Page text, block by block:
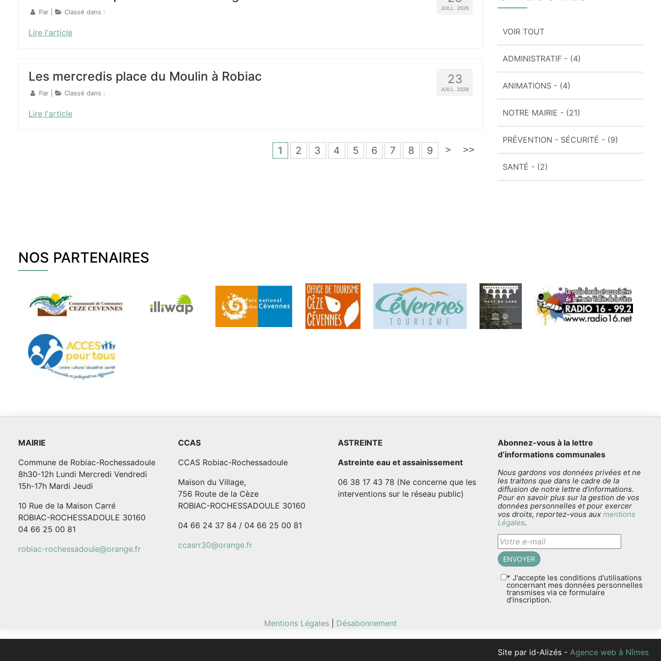
JUILL. 2026
Par Classé dans :
Lire l'article
23
JUILL. 2026
Les mercredis place du Moulin à Robiac
Par Classé dans :
Lire l'article
1 2 3 4 5 6 7 8 9 > >>
VOIR TOUT
ADMINISTRATIF - (4)
ANIMATIONS - (4)
NOTRE MAIRIE - (21)
PRÉVENTION - SÉCURITÉ - (9)
SANTÉ - (2)
NOS PARTENAIRES
MAIRIE
Commune de Robiac-Rochessadoule
8h30-12h Lundi Mercredi Vendredi
15h-17h Mardi Jeudi
10 Rue de la Maison Carré
ROBIAC-ROCHESSADOULE 30160
04 66 25 00 81
robiac-rochessadoule@orange.fr
CCAS
CCAS Robiac-Rochessadoule
Maison du Village,
756 Route de la Cèze
ROBIAC-ROCHESSADOULE 30160
04 66 24 37 84 / 04 66 25 00 81
ccasrr30@orange.fr
ASTREINTE
Astreinte eau et assainissement
06 38 17 43 78 (Ne concerne que les
interventions sur le réseau public)
Abonnez-vous à la lettre
d’informations communales
Nous gardons vos données privées et ne
les traitons que dans le cadre de la
diffusion de notre lettre d'informations.
Pour en savoir plus sur la gestion de vos
données personnelles et pour exercer
vos droits, reportez-vous aux mentions
Légales.
* J'accepte les conditions d'utilisations
concernant mes données personnelles
transmises via ce formulaire
d'inscription.
Mentions Légales Désabonnement
Site par id-Alizés - Agence web à Nîmes